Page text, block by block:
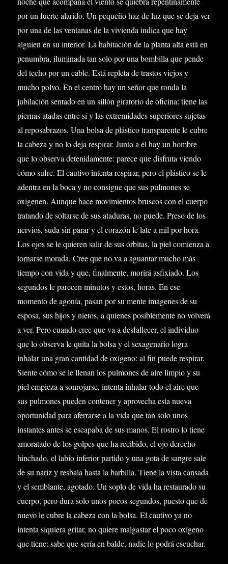
por un fuerte alarido. Un pequeño haz de luz que se deja ver
por una de las ventanas de la vivienda indica que hay
alguien en su interior. La habitación de la planta alta está en
penumbra, iluminada tan solo por una bombilla que pende
del techo por un cable. Está repleta de trastos viejos y
mucho polvo. En el centro hay un señor que ronda la
jubilación sentado en un sillón giratorio de oficina: tiene las
piernas atadas entre sí y las extremidades superiores sujetas
al reposabrazos. Una bolsa de plástico transparente le cubre
la cabeza y no lo deja respirar. Junto a él hay un hombre
que lo observa detenidamente: parece que disfruta viendo
cómo sufre. El cautivo intenta respirar, pero el plástico se le
adentra en la boca y no consigue que sus pulmones se
oxigenen. Aunque hace movimientos bruscos con el cuerpo
tratando de soltarse de sus ataduras, no puede. Preso de los
nervios, suda sin parar y el corazón le late a mil por hora.
Los ojos se le quieren salir de sus órbitas, la piel comienza a
tornarse morada. Cree que no va a aguantar mucho más
tiempo con vida y que, finalmente, morirá asfixiado. Los
segundos le parecen minutos y estos, horas. En ese
momento de agonía, pasan por su mente imágenes de su
esposa, sus hijos y nietos, a quienes posiblemente no volverá
a ver. Pero cuando cree que va a desfallecer, el individuo
que lo observa le quita la bolsa y el sexagenario logra
inhalar una gran cantidad de oxígeno: al fin puede respirar.
Siente cómo se le llenan los pulmones de aire limpio y su
piel empieza a sonrojarse, intenta inhalar todo el aire que
sus pulmones pueden contener y aprovecha esta nueva
oportunidad para aferrarse a la vida que tan solo unos
instantes antes se escapaba de sus manos. El rostro lo tiene
amoratado de los golpes que ha recibido, el ojo derecho
hinchado, el labio inferior partido y una gota de sangre sale
de su nariz y resbala hasta la barbilla. Tiene la vista cansada
y el semblante, agotado. Un soplo de vida ha restaurado su
cuerpo, pero dura solo unos pocos segundos, puesto que de
nuevo le cubre la cabeza con la bolsa. El cautivo ya no
intenta siquiera gritar, no quiere malgastar el poco oxígeno
que tiene: sabe que sería en balde, nadie lo podrá escuchar.